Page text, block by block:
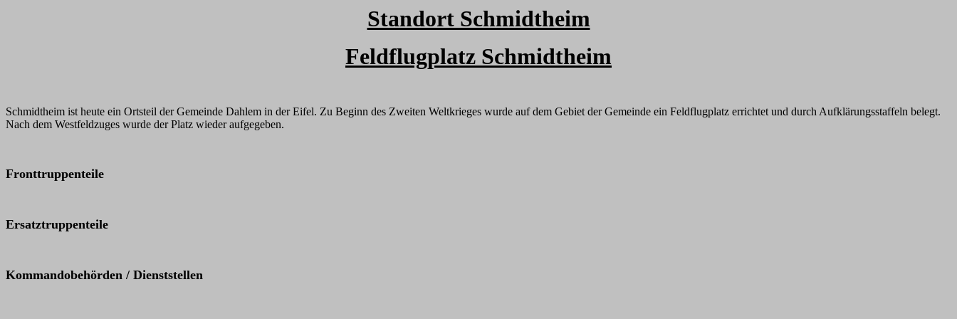
Standort Schmidtheim
Feldflugplatz Schmidtheim
Schmidtheim ist heute ein Ortsteil der Gemeinde Dahlem in der Eifel. Zu Beginn des Zweiten Weltkrieges wurde auf dem Gebiet der Gemeinde ein Feldflugplatz errichtet und durch Aufklärungsstaffeln belegt.
Nach dem Westfeldzuges wurde der Platz wieder aufgegeben.
Fronttruppenteile
Ersatztruppenteile
Kommandobehörden / Dienststellen